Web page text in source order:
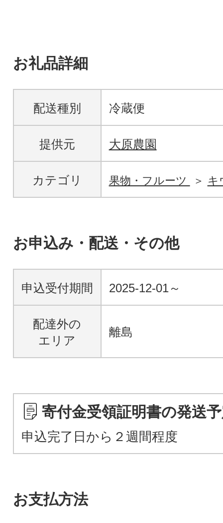
お礼品詳細
配送種別 冷蔵便
提供元 大原農園
カテゴリ 果物・フルーツ キ
お申込み・配送・その他
申込受付期間 2025-12-01～
配達外の
エリア
離島
寄付金受領証明書の発送
申込完了日から２週間程度
お支払方法